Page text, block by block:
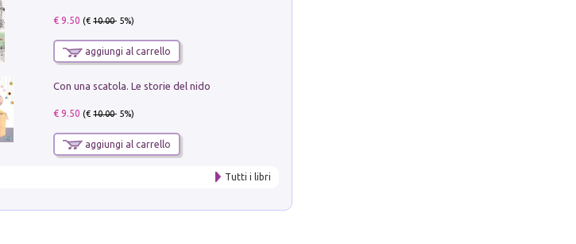
€ 9.50 (€10.00- 5%)
aggiungi al carrello
Con una scatola. Le storie del nido
€ 9.50 (€10.00- 5%)
aggiungi al carrello
Tutti i libri